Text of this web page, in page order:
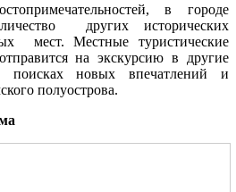
в городе
других исторических
мест. Местные туристические
на экскурсию в другие
поисках новых впечатлений и
полуострова.